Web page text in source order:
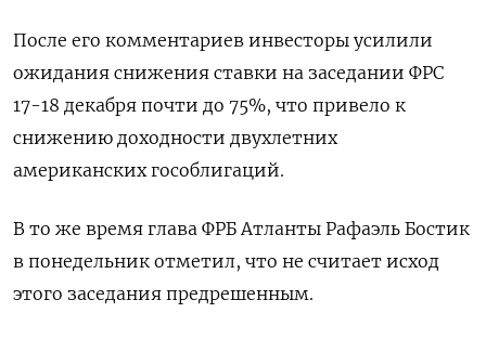
После его комментариев инвесторы усилили
ожидания снижения ставки на заседании ФРС
17-18 декабря почти до 75%, что привело к
снижению доходности двухлетних
американских гособлигаций.
В то же время глава ФРБ Атланты Рафаэль Бостик
в понедельник отметил, что не считает исход
этого заседания предрешенным.